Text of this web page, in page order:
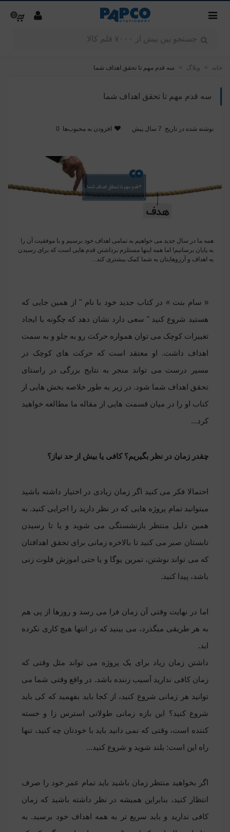
0
خانه > وبلاگ > سه قدم مهم تا تحقق اهداف شما
سه قدم مهم تا تحقق اهداف شما
نوشته شده در تاریخ 7 سال پیش افزودن به محبوب‌ها 0
همه ما در سال جدید می خواهیم به تمامی اهداف خود برسیم و با موفقیت آن را
به پایان برسانیم! اما همه اینها مستلزم برداشتن قدم هایی است که برای رسیدن
به اهداف و آرزوهایتان به شما کمک بیشتری کند...
« سام بنت » در کتاب جدید خود با نام " از همین جایی که
هستید شروع کنید " سعی دارد نشان دهد که چگونه با ایجاد
تغییرات کوچک می توان همواره حرکت رو به جلو و به سمت
اهداف داشت. او معتقد است که حرکت های کوچک در
مسیر درست می تواند منجر به نتایج بزرگی در راستای
تحقق اهداف شما شود. در زیر به طور خلاصه بخش هایی از
کتاب او را در میان قسمت هایی از مقاله ما مطالعه خواهید
کرد...
چقدر زمان در نظر بگیریم؟ کافی یا بیش از حد نیاز؟
احتمالا فکر می کنید اگر زمان زیادی در اختیار داشته باشید
میتوانید تمام پروژه هایی که در نظر دارید را اجرایی کنید. به
همین دلیل منتظر بازنشستگی می شوید و یا تا رسیدن
تابستان صبر می کنید تا بالاخره زمانی برای تحقق اهدافتان
که می تواند نوشتن، تمرین یوگا و یا حتی اموزش فلوت زنی
باشد، پیدا کنید.
اما در نهایت وقتی آن زمان فرا می رسد و روزها از پی هم
به هر طریقی میگذرد، می بینید که در انتها هیچ کاری نکرده
اید.
داشتن زمان زیاد برای یک پروژه می تواند مثل وقتی که
زمان کافی ندارید آسیب زننده باشد. در واقع وقتی شما می
توانید هر زمانی شروع کنید، از کجا باید بفهمید که کی باید
شروع کنید؟ این بازه زمانی طولانی استرس زا و خسته
کننده است، وقتی که نمی دانید باید با خودتان چه کنید، تنها
راه این است: بلند شوید و شروع کنید...
اگر بخواهید منتظر زمان باشید باید تمام عمر خود را صرف
انتظار کنید، بنابراین همیشه در نظر داشته باشید که زمان
کافی ندارید و باید سریع تر به همه اهداف خود برسید. به